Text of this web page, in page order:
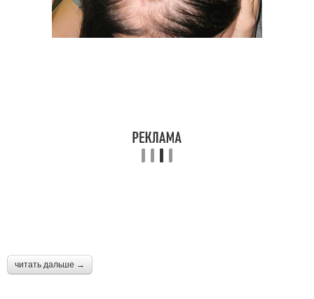
читать дальше →